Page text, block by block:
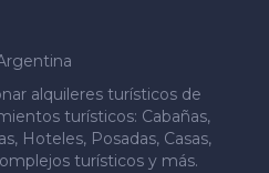
alquileres turísticos de
turísticos: Cabañas,
Hoteles, Posadas, Casas,
turísticos y más.